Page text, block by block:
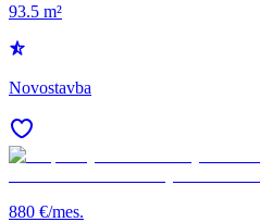
93.5 m²
Novostavba
880 €/mes.